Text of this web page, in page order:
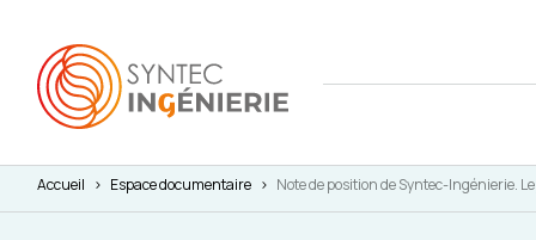
Nous
Accueil > Espace documentaire > Note de position de Syntec-Ingénierie.